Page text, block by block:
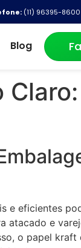
(11) 96395-8600
Blog
e eficientes
e
o papel